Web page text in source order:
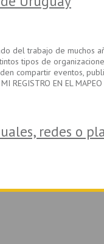
del trabajo de
tipos de
compartir eventos,
REGISTRO EN EL MAPEO
redes o